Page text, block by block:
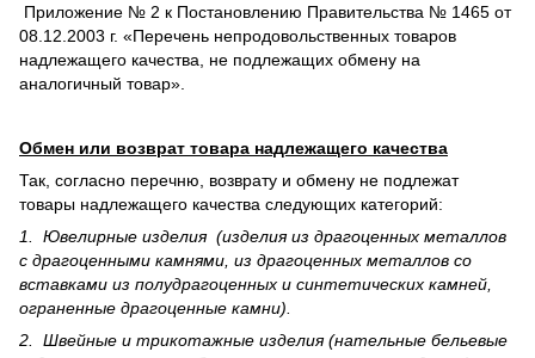
Приложение № 2 к Постановлению Правительства № 1465 от
08.12.2003 г. «Перечень непродовольственных товаров
надлежащего качества, не подлежащих обмену на
аналогичный товар».
Обмен или возврат товара надлежащего качества
Так, согласно перечню, возврату и обмену не подлежат
товары надлежащего качества следующих категорий:
1. Ювелирные изделия (изделия из драгоценных металлов
с драгоценными камнями, из драгоценных металлов со
вставками из полудрагоценных и синте­тических камней,
ограненные драгоценные камни).
2. Швейные и трикотажные изделия (нательные бельевые